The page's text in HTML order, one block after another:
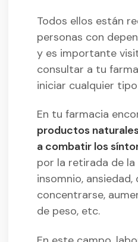
Todos ellos están
personas con
y es importante
consultar a tu
iniciar cualquier
En tu farmacia
productos
a combatir los
por la retirada de
insomnio,
concentrarse,
de peso, etc.